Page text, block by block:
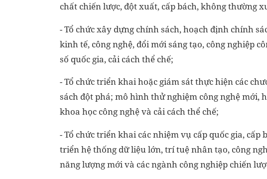
chất chiến lược, đột xuất, cấp bách, không thường
- Tổ chức xây dựng chính sách, hoạch định chính
kinh tế, công nghệ, đổi mới sáng tạo, công nghiệp
số quốc gia, cải cách thể chế;
- Tổ chức triển khai hoặc giám sát thực hiện các
sách đột phá; mô hình thử nghiệm công nghệ mới,
khoa học công nghệ và cải cách thể chế;
- Tổ chức triển khai các nhiệm vụ cấp quốc gia,
triển hệ thống dữ liệu lớn, trí tuệ nhân tạo, công
năng lượng mới và các ngành công nghiệp chiến